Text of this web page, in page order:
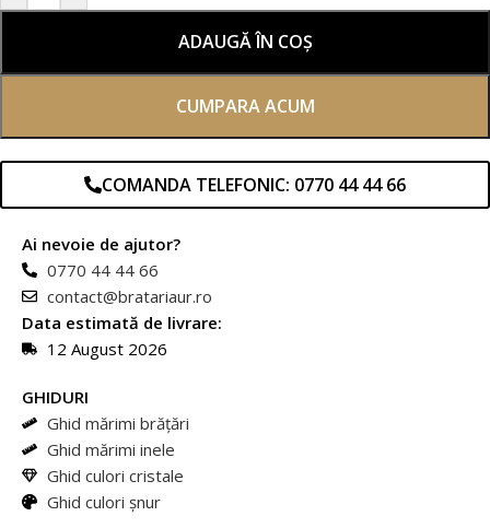
ADAUGĂ ÎN COȘ
CUMPARA ACUM
COMANDA TELEFONIC: 0770 44 44 66
Ai nevoie de ajutor?
0770 44 44 66
contact@bratariaur.ro
Data estimată de livrare:
12 August 2026
GHIDURI
Ghid mărimi brățări
Ghid mărimi inele
Ghid culori cristale
Ghid culori șnur